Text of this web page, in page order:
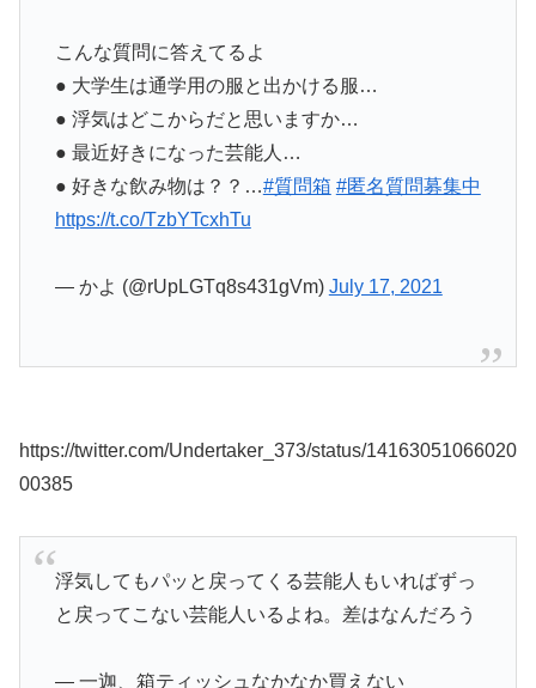
こんな質問に答えてるよ
● 大学生は通学用の服と出かける服…
● 浮気はどこからだと思いますか…
● 最近好きになった芸能人…
● 好きな飲み物は？？…#質問箱 #匿名質問募集中
https://t.co/TzbYTcxhTu
— かよ (@rUpLGTq8s431gVm) July 17, 2021
https://twitter.com/Undertaker_373/status/14163051066020
00385
浮気してもパッと戻ってくる芸能人もいればずっ
と戻ってこない芸能人いるよね。差はなんだろう
— 一迦、箱ティッシュなかなか買えない